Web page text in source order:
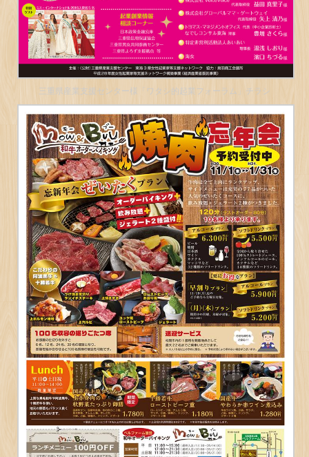
三重県産業支援センター様「ワタシ的起業フォーラム」チラシ